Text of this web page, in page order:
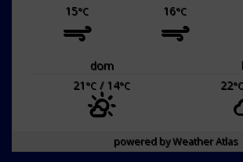
15°C 16°C
dom
21°C / 14°C 22°C
powered byWeather Atlas